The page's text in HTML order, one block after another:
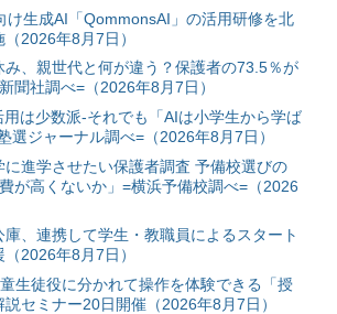
け生成AI「QommonsAI」の活用研修を北
2026年8月7日）
み、親世代と何が違う？保護者の73.5％が
聞社調べ=（2026年8月7日）
用は少数派-それでも「AIは小学生から学ば
選ジャーナル調べ=（2026年8月7日）
進学させたい保護者調査 予備校選びの
が高くないか」=横浜予備校調べ=（2026
、連携して学生・教職員によるスタート
2026年8月7日）
生徒役に分かれて操作を体験できる「授
セミナー20日開催（2026年8月7日）